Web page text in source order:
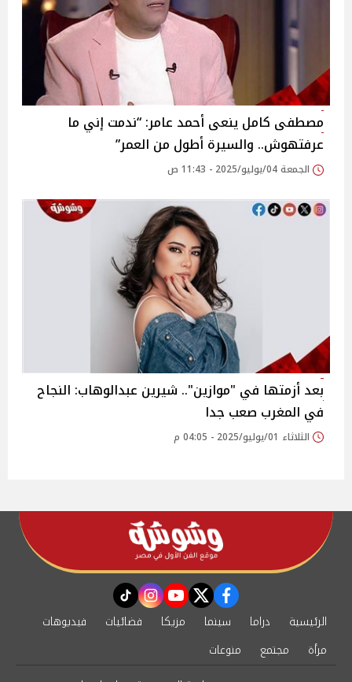
مصطفى كامل ينعى أحمد عامر: “ندمت إني ما
عرفتهوش.. والسيرة أطول من العمر”
الجمعة 04/يوليو/2025 - 11:43 ص
بعد أزمتها في "موازين".. شيرين عبدالوهاب: النجاح
في المغرب صعب جدا‎
الثلاثاء 01/يوليو/2025 - 04:05 م
facebook
twitter
youtube
instagram
tiktok
الرئيسية دراما سينما مزيكا فضائيات
فيديوهات
مرأة
مجتمع
منوعات